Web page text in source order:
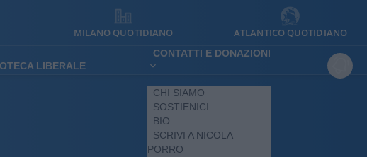
MILANO QUOTIDIANO ATLANTICO QUOTIDIANO
LIBERALE
CONTATTI E DONAZIONI
CHI SIAMO
SOSTIENICI
BIO
SCRIVI A NICOLA
PORRO